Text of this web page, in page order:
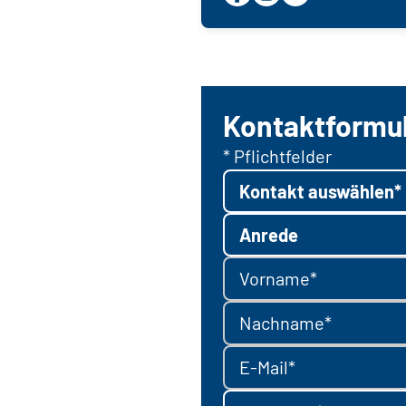
* Pflichtfelder
Kontakt auswählen*
Anrede
Vorname*
Nachname*
E-Mail*